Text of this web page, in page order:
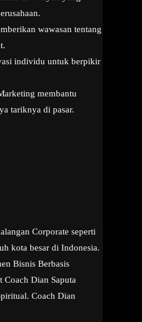
wawasan tentang
individu untuk berpikir
membantu
tariknya di pasar.
Corporate seperti
kota besar di Indonesia.
Bisnis Berbasis
Coach Dian Saputa
Coach Dian